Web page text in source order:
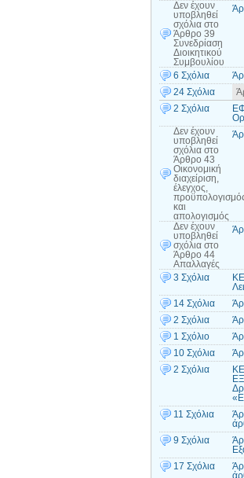
Δεν έχουν
υποβληθεί
σχόλια στο
Άρθρο 39
Συνεδρίαση
Διοικητικού
Συμβουλίου
6 Σχόλια
24 Σχόλια
2 Σχόλια
Δεν έχουν
υποβληθεί
σχόλια στο
Άρθρο 43
Οικονομική
διαχείριση,
έλεγχος,
και
απολογισμός
Δεν έχουν
υποβληθεί
σχόλια στο
Άρθρο 44
Απαλλαγές
3 Σχόλια
14 Σχόλια
2 Σχόλια
1 Σχόλιο
10 Σχόλια
2 Σχόλια
11 Σχόλια
9 Σχόλια
17 Σχόλια